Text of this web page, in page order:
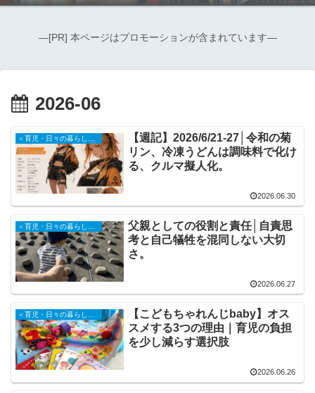
―[PR] 本ページはプロモーションが含まれています―
2026-06
【週記】2026/6/21-27│令和の菊
リン、冷凍うどんは調味料で化け
る、クルマ擬人化。
2026.06.30
父親としての役割と責任│自責思
考と自己犠牲を混同しない大切
さ。
2026.06.27
【こどもちゃれんじbaby】オス
スメする3つの理由｜育児の負担
を少し減らす選択肢
2026.06.26